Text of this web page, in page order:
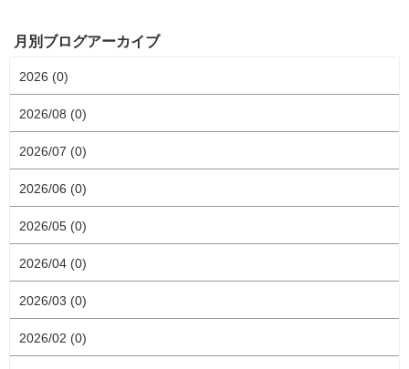
月別ブログアーカイブ
2026 (0)
2026/08 (0)
2026/07 (0)
2026/06 (0)
2026/05 (0)
2026/04 (0)
2026/03 (0)
2026/02 (0)